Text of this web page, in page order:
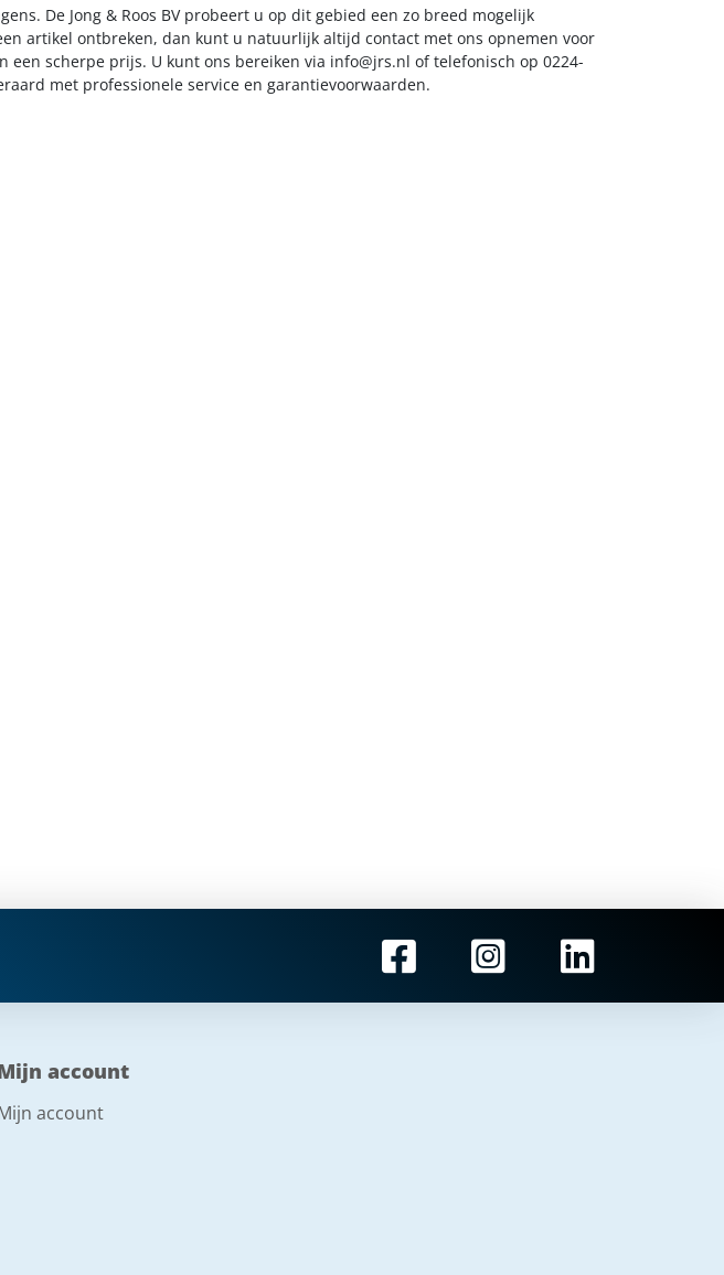
De Jong & Roos BV probeert u op dit gebied een zo breed mogelijk
artikel ontbreken, dan kunt u natuurlijk altijd contact met ons opnemen voor
een scherpe prijs. U kunt ons bereiken via info@jrs.nl of telefonisch op 0224-
met professionele service en garantievoorwaarden.
account
account